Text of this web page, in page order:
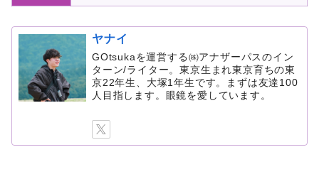
ヤナイ
GOtsukaを運営する㈱アナザーパスのイン
ターン/ライター。東京生まれ東京育ちの東
京22年生、大塚1年生です。まずは友達100
人目指します。眼鏡を愛しています。